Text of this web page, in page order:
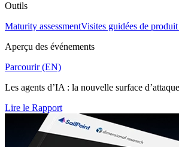
Outils
Maturity assessmentVisites guidées de
Aperçu des événements
Parcourir (EN)
Les agents d’IA : la nouvelle surface d’attaque
Lire le Rapport